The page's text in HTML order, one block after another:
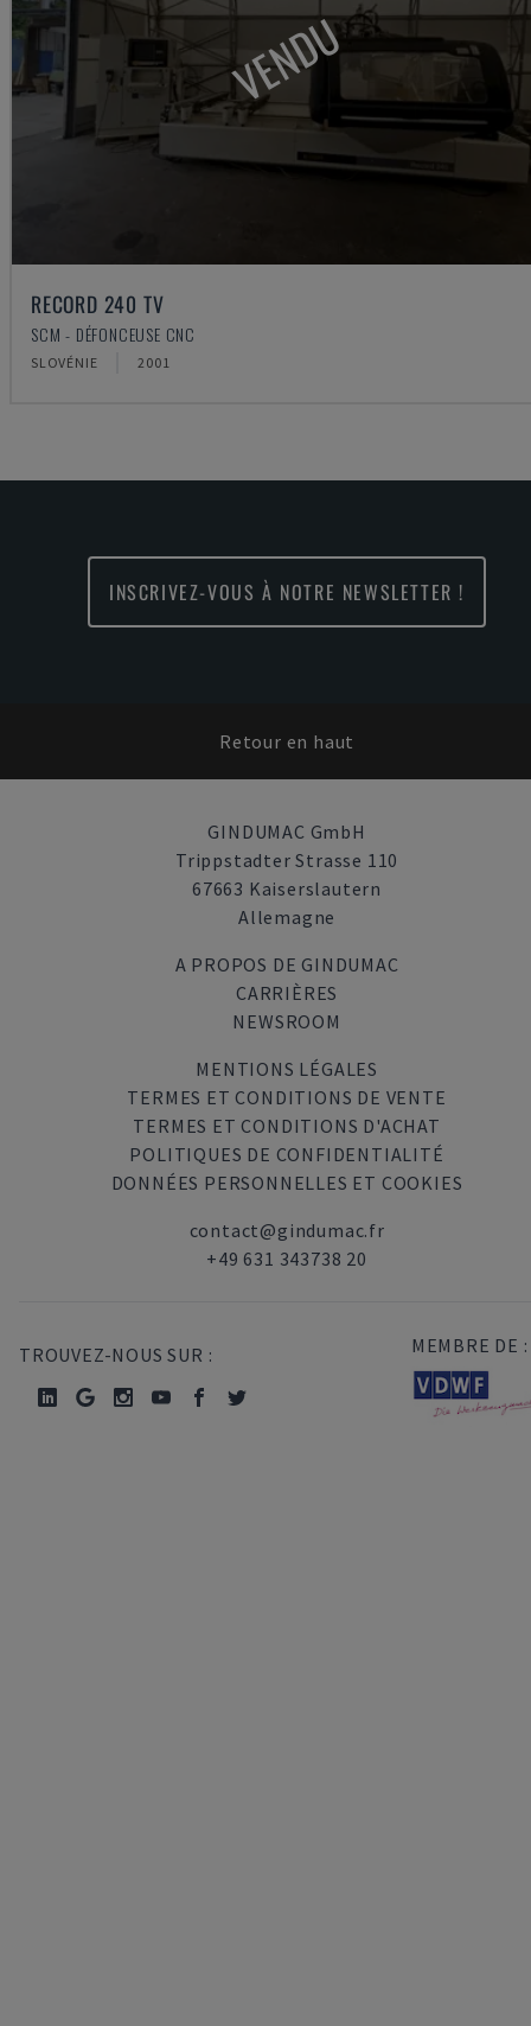
VENDU
RECORD 240 TV
SCM - DÉFONCEUSE CNC
SLOVÉNIE 2001
INSCRIVEZ-VOUS À NOTRE NEWSLETTER !
Retour en haut
GINDUMAC GmbH
Trippstadter Strasse 110
67663 Kaiserslautern
Allemagne
A PROPOS DE GINDUMAC
CARRIÈRES
NEWSROOM
MENTIONS LÉGALES
TERMES ET CONDITIONS DE VENTE
TERMES ET CONDITIONS D'ACHAT
POLITIQUES DE CONFIDENTIALITÉ
DONNÉES PERSONNELLES ET COOKIES
contact@gindumac.fr
+49 631 343738 20
TROUVEZ-NOUS SUR : MEMBRE DE :